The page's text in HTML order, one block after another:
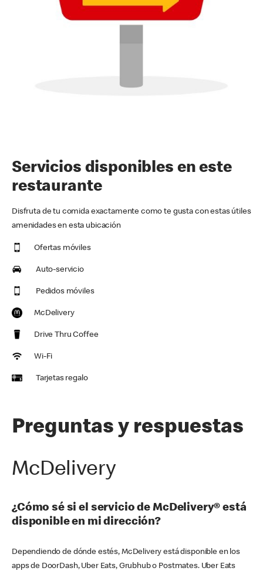
Servicios disponibles en este
restaurante
Disfruta de tu comida exactamente como te gusta con estas útiles
amenidades en esta ubicación
Ofertas móviles
Auto-servicio
Pedidos móviles
McDelivery
Drive Thru Coffee
Wi-Fi
Tarjetas regalo
Preguntas y respuestas
McDelivery
¿Cómo sé si el servicio de McDelivery® está
disponible en mi dirección?
Dependiendo de dónde estés, McDelivery está disponible en los
apps de DoorDash, Uber Eats, Grubhub o Postmates. Uber Eats